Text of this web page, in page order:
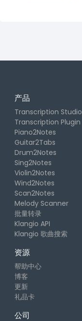
产品
Transcription Studio
Transcription Plugin
Piano2Notes
Guitar2Tabs
Drum2Notes
Sing2Notes
Violin2Notes
Wind2Notes
Scan2Notes
Melody Scanner
批量转录
Klangio API
Klangio 歌曲搜索
资源
帮助中心
博客
更新
礼品卡
公司